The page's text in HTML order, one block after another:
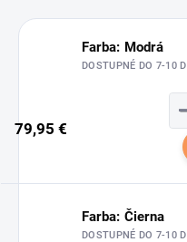
Farba: Modrá
DOSTUPNÉ DO 7-10
79,95 €
Farba: Čierna
DOSTUPNÉ DO 7-10